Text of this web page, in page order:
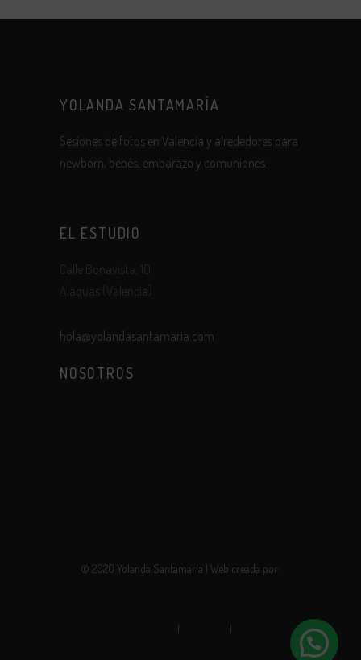
YOLANDA SANTAMARÍA
Sesiones de fotos en Valencia y alrededores para
newborn, bebés, embarazo y comuniones.
EL ESTUDIO
Calle Bonavista, 10
Alaquas (Valencia)
hola@yolandasantamaria.com
NOSOTROS
© 2020 Yolanda Santamaría | Web creada por:
| |